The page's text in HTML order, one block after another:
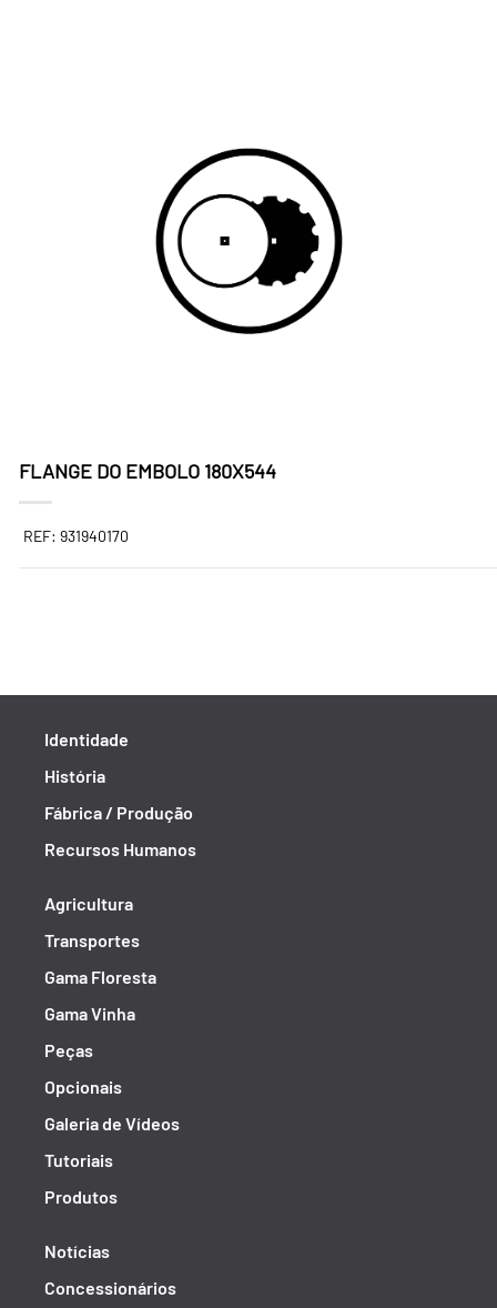
FLANGE DO EMBOLO 180X544
REF: 931940170
Identidade
História
Fábrica / Produção
Recursos Humanos
Agricultura
Transportes
Gama Floresta
Gama Vinha
Peças
Opcionais
Galeria de Vídeos
Tutoriais
Produtos
Notícias
Concessionários